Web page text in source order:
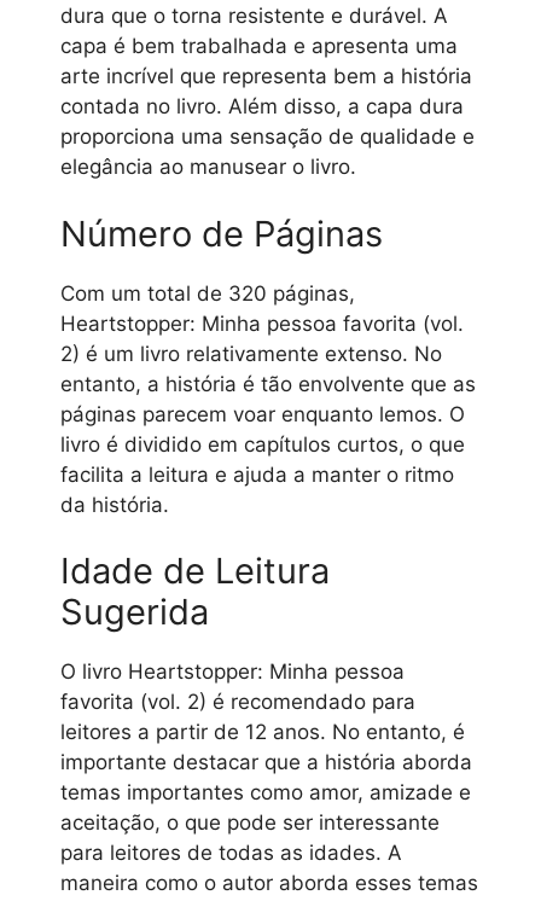
dura que o torna resistente e durável. A
capa é bem trabalhada e apresenta uma
arte incrível que representa bem a história
contada no livro. Além disso, a capa dura
proporciona uma sensação de qualidade e
elegância ao manusear o livro.
Número de Páginas
Com um total de 320 páginas,
Heartstopper: Minha pessoa favorita (vol.
2) é um livro relativamente extenso. No
entanto, a história é tão envolvente que as
páginas parecem voar enquanto lemos. O
livro é dividido em capítulos curtos, o que
facilita a leitura e ajuda a manter o ritmo
da história.
Idade de Leitura
Sugerida
O livro Heartstopper: Minha pessoa
favorita (vol. 2) é recomendado para
leitores a partir de 12 anos. No entanto, é
importante destacar que a história aborda
temas importantes como amor, amizade e
aceitação, o que pode ser interessante
para leitores de todas as idades. A
maneira como o autor aborda esses temas